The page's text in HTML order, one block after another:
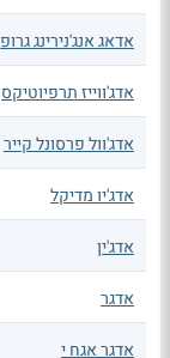
אדאג אנג'נירינג גרופ
אדג'ווייז תרפיוטיקס
אדג'וול פרסונל קייר
אדג'יו מדיקל
אדג'ין
אדגר
אדגר אגח י